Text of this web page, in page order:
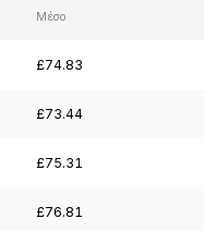
Μέσο
£74.83
£73.44
£75.31
£76.81